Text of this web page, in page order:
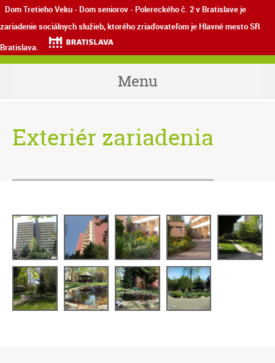
Dom Tretieho Veku - Dom seniorov - Polereckého č. 2 v Bratislave je
zariadenie sociálnych služieb, ktorého zriaďovateľom je Hlavné mesto SR
Bratislava.
Menu
Exteriér zariadenia